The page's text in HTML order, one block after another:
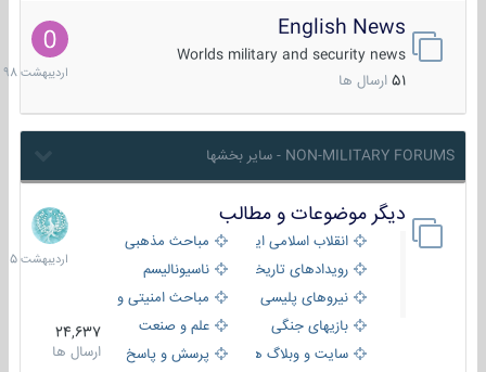
English News
Worlds military and security news
51 ارسال ها
10
1398
NON-MILITARY FORUMS - سایر بخشها
دیگر موضوعات و مطالب
انقلاب اسلامی ایران
مباحث مذهبی
رویدادهای تاریخی و مذهبیناسیونالیسم
نیروهای پلیسی
مباحث امنیتی و اطلاعاتی
بازیهای جنگی
علم و صنعت
سایت و وبلاگ ها
پرسش و پاسخ
24,637
ارسال ها
8
1405